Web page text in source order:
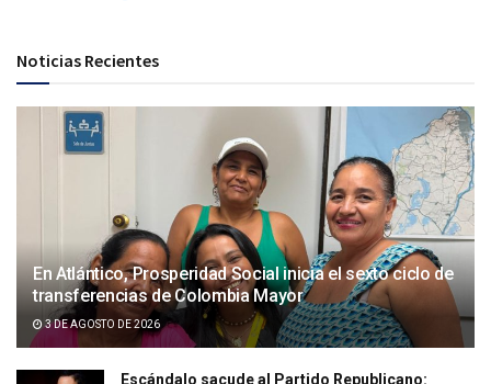
Noticias Recientes
En Atlántico, Prosperidad Social inicia el sexto ciclo de
transferencias de Colombia Mayor
3 DE AGOSTO DE 2026
Escándalo sacude al Partido Republicano: